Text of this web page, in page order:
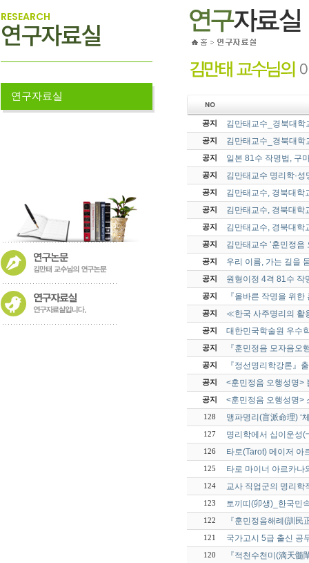
RESEARCH
연구자료실
연구자료실
공지 김만태교수_경북대
공지 김만태교수_경북대학
공지 일본 81수 작명법, 구
공지 김만태교수 명리학·
공지 김만태교수, 경북대학
공지 김만태교수, 경북대학
공지 김만태교수, 경북대학
공지 김만태교수 ‘훈민정음
공지 우리 이름, 가는 길을
공지 원형이정 4격 81수 작
공지 『올바른 작명을 위
공지 ≪한국 사주명리의 활
공지 대한민국학술원 우수
공지 『훈민정음 모자음오
공지 『정선명리학강론』
공지 <훈민정음 오행성명>
공지 <훈민정음 오행성명>
128 맹파명리(盲派命理) ‘
127 명리학에서 십이운성
126 타로(Tarot) 메이저 아
125 타로 마이너 아르카나
124 교사 직업군의 명리학
123 토끼띠(卯생)_한국민
122 『훈민정음해례(訓
121 국가고시 5급 출신 공
120 『적천수천미(滴天